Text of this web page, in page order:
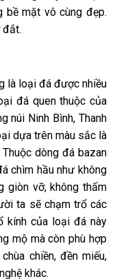
bề mặt vô cùng đẹp.
đắt.
là loại đá được nhiều
đá quen thuộc của
núi Ninh Bình, Thanh
dựa trên màu sắc là
dòng đá bazan
chìm hầu như không
giòn vỡ, không thấm
ta sẽ chạm trổ các
kính của loại đá này
mộ mà còn phù hợp
chiền, đền miếu,
khác.